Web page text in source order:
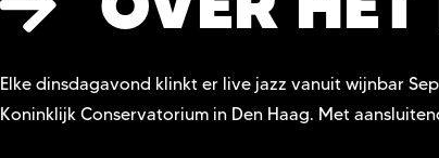
Elke dinsdagavond klinkt er live jazz vanuit wijnbar
Koninklijk Conservatorium in Den Haag. Met